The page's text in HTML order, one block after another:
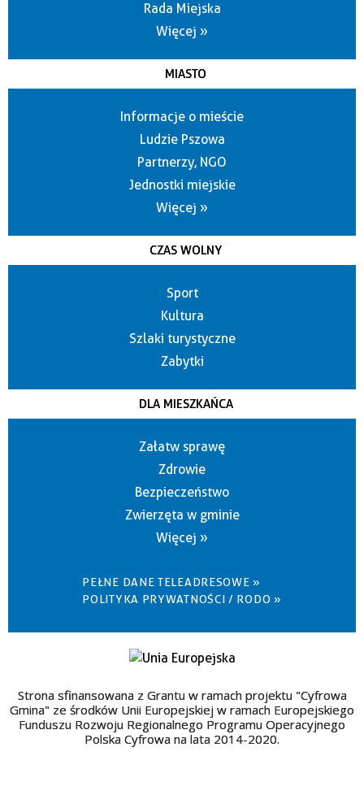
Rada Miejska
Więcej »
MIASTO
Informacje o mieście
Ludzie Pszowa
Partnerzy, NGO
Jednostki miejskie
Więcej »
CZAS WOLNY
Sport
Kultura
Szlaki turystyczne
Zabytki
DLA MIESZKAŃCA
Załatw sprawę
Zdrowie
Bezpieczeństwo
Zwierzęta w gminie
Więcej »
PEŁNE DANE TELEADRESOWE »
POLITYKA PRYWATNOŚCI / RODO »
Strona sfinansowana z Grantu w ramach projektu "Cyfrowa
Gmina" ze środków Unii Europejskiej w ramach Europejskiego
Funduszu Rozwoju Regionalnego Programu Operacyjnego
Polska Cyfrowa na lata 2014-2020.